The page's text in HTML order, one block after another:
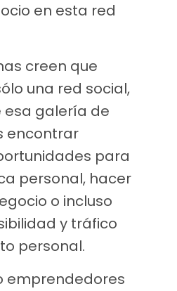
en esta red
creen que
una red social,
galería de
encontrar
para
personal, hacer
o incluso
y tráfico
personal.
emprendedores